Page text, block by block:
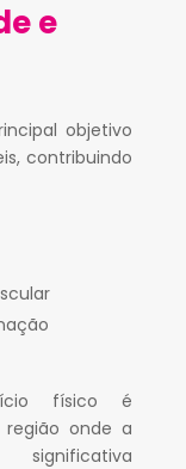
e
objetivo
contribuindo
físico é
onde a